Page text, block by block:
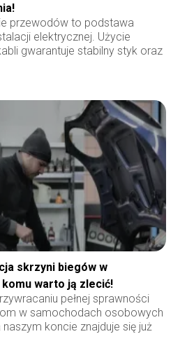
przewodów to podstawa
elektrycznej. Użycie
gwarantuje stabilny styk oraz
skrzyni biegów w
warto ją zlecić!
pełnej sprawności
w samochodach osobowych
koncie znajduje się już